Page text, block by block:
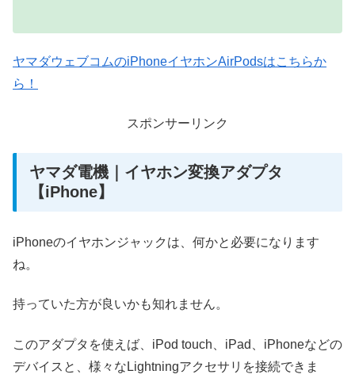
ヤマダウェブコムのiPhoneイヤホンAirPodsはこちらか
ら！
スポンサーリンク
ヤマダ電機｜イヤホン変換アダプタ
【iPhone】
iPhoneのイヤホンジャックは、何かと必要になります
ね。
持っていた方が良いかも知れません。
このアダプタを使えば、iPod touch、iPad、iPhoneなどの
デバイスと、様々なLightningアクセサリを接続できま